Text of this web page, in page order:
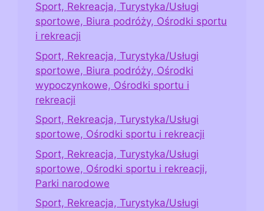
Sport, Rekreacja, Turystyka/Usługi
sportowe, Biura podróży, Ośrodki sportu
i rekreacji
Sport, Rekreacja, Turystyka/Usługi
sportowe, Biura podróży, Ośrodki
wypoczynkowe, Ośrodki sportu i
rekreacji
Sport, Rekreacja, Turystyka/Usługi
sportowe, Ośrodki sportu i rekreacji
Sport, Rekreacja, Turystyka/Usługi
sportowe, Ośrodki sportu i rekreacji,
Parki narodowe
Sport, Rekreacja, Turystyka/Usługi